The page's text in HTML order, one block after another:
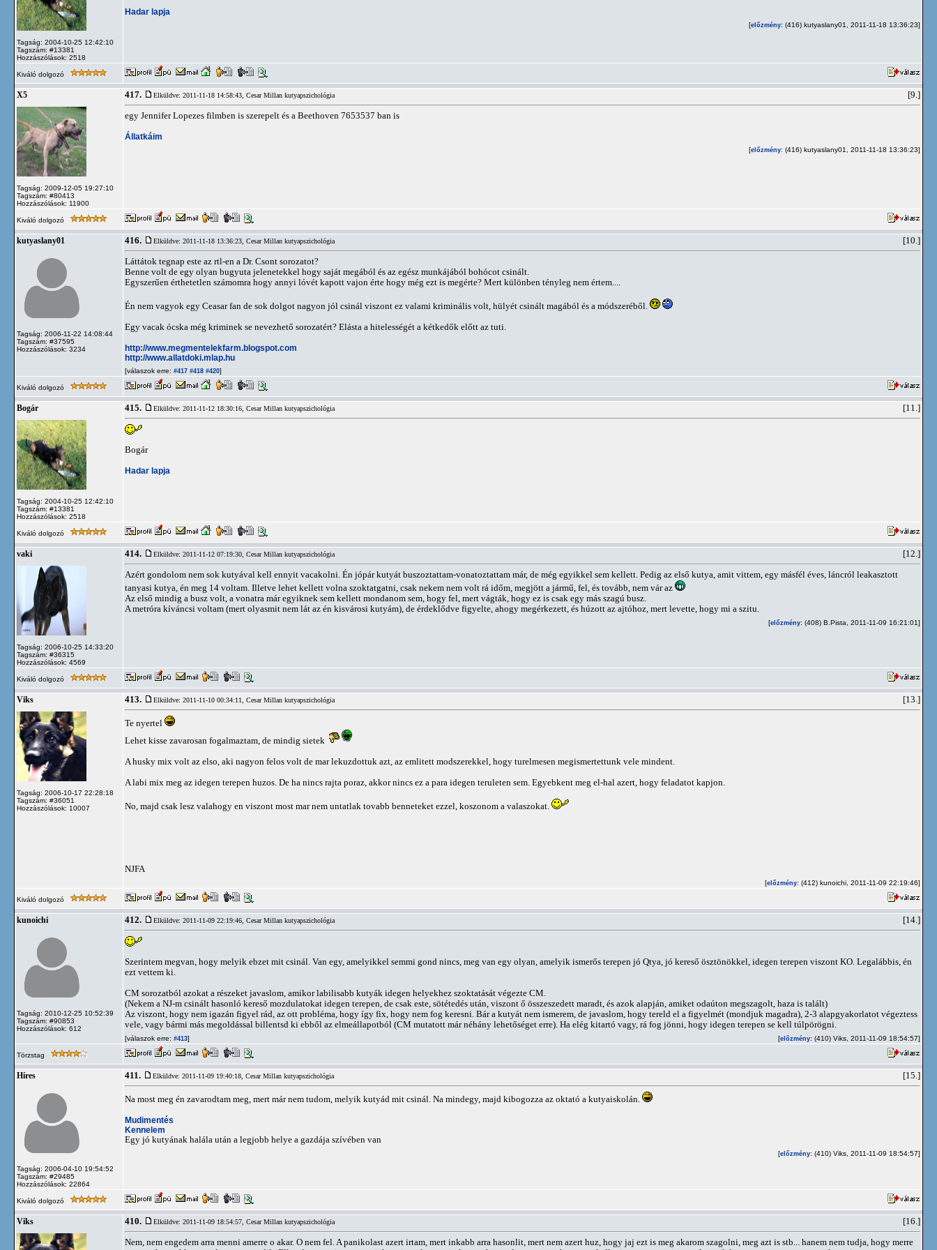
Tagság: 2004-10-25 12:42:10
Tagszám: #13381
Hozzászólások: 2518
Hadar lapja
[előzmény: (416) kutyaslany01, 2011-11-18 13:36:23]
Kiváló dolgozó
X5
Tagság: 2009-12-05 19:27:10
Tagszám: #80413
Hozzászólások: 11900
417. Elküldve: 2011-11-18 14:58:43, Cesar Millan kutyapszichológia [9.]
egy Jennifer Lopezes filmben is szerepelt és a Beethoven 7653537 ban is
Állatkáim
[előzmény: (416) kutyaslany01, 2011-11-18 13:36:23]
Kiváló dolgozó
kutyaslany01
Tagság: 2006-11-22 14:08:44
Tagszám: #37595
Hozzászólások: 3234
416. Elküldve: 2011-11-18 13:36:23, Cesar Millan kutyapszichológia [10.]
Láttátok tegnap este az rtl-en a Dr. Csont sorozatot?
Benne volt de egy olyan bugyuta jelenetekkel hogy saját megából és az egész munkájából bohócot csinált.
Egyszerűen érthetetlen számomra hogy annyi lóvét kapott vajon érte hogy még ezt is megérte? Mert különben tényleg nem értem....
Én nem vagyok egy Ceasar fan de sok dolgot nagyon jól csinál viszont ez valami kriminális volt, hülyét csinált magából és a módszeréből.
Egy vacak ócska még kriminek se nevezhető sorozatért? Elásta a hitelességét a kétkedők előtt az tuti.
http://www.megmentelekfarm.blogspot.com
http://www.allatdoki.mlap.hu
[válaszok erre: #417 #418 #420]
Kiváló dolgozó
Bogár
Tagság: 2004-10-25 12:42:10
Tagszám: #13381
Hozzászólások: 2518
415. Elküldve: 2011-11-12 18:30:16, Cesar Millan kutyapszichológia [11.]
Bogár
Hadar lapja
Kiváló dolgozó
vaki
Tagság: 2006-10-25 14:33:20
Tagszám: #36315
Hozzászólások: 4569
414. Elküldve: 2011-11-12 07:19:30, Cesar Millan kutyapszichológia [12.]
Azért gondolom nem sok kutyával kell ennyit vacakolni. Én jópár kutyát buszoztattam-vonatoztattam már, de még egyikkel sem kellett. Pedig az első kutya, amit vittem, egy másfél éves, láncról leakasztott
tanyasi kutya, én meg 14 voltam. Illetve lehet kellett volna szoktatgatni, csak nekem nem volt rá időm, megjött a jármű, fel, és tovább, nem vár az
Az első mindig a busz volt, a vonatra már egyiknek sem kellett mondanom sem, hogy fel, mert vágták, hogy ez is csak egy más szagú busz.
A metróra kíváncsi voltam (mert olyasmit nem lát az én kisvárosi kutyám), de érdeklődve figyelte, ahogy megérkezett, és húzott az ajtóhoz, mert levette, hogy mi a szitu.
[előzmény: (408) B.Pista, 2011-11-09 16:21:01]
Kiváló dolgozó
Viks
Tagság: 2006-10-17 22:28:18
Tagszám: #36051
Hozzászólások: 10007
413. Elküldve: 2011-11-10 00:34:11, Cesar Millan kutyapszichológia [13.]
Te nyertel
Lehet kisse zavarosan fogalmaztam, de mindig sietek
A husky mix volt az elso, aki nagyon felos volt de mar lekuzdottuk azt, az emlitett modszerekkel, hogy turelmesen megismertettunk vele mindent.
A labi mix meg az idegen terepen huzos. De ha nincs rajta poraz, akkor nincs ez a para idegen teruleten sem. Egyebkent meg el-hal azert, hogy feladatot kapjon.
No, majd csak lesz valahogy en viszont most mar nem untatlak tovabb benneteket ezzel, koszonom a valaszokat.
NJFA
[előzmény: (412) kunoichi, 2011-11-09 22:19:46]
Kiváló dolgozó
kunoichi
Tagság: 2010-12-25 10:52:39
Tagszám: #90853
Hozzászólások: 612
412. Elküldve: 2011-11-09 22:19:46, Cesar Millan kutyapszichológia [14.]
Szerintem megvan, hogy melyik ebzet mit csinál. Van egy, amelyikkel semmi gond nincs, meg van egy olyan, amelyik ismerős terepen jó Qtya, jó kereső ösztönökkel, idegen terepen viszont KO. Legalábbis, én
ezt vettem ki.
CM sorozatból azokat a részeket javaslom, amikor labilisabb kutyák idegen helyekhez szoktatását végezte CM.
(Nekem a NJ-m csinált hasonló kereső mozdulatokat idegen terepen, de csak este, sötétedés után, viszont ő összeszedett maradt, és azok alapján, amiket odaúton megszagolt, haza is talált)
Az viszont, hogy nem igazán figyel rád, az ott probléma, hogy így fix, hogy nem fog keresni. Bár a kutyát nem ismerem, de javaslom, hogy tereld el a figyelmét (mondjuk magadra), 2-3 alapgyakorlatot végeztess
vele, vagy bármi más megoldással billentsd ki ebből az elmeállapotból (CM mutatott már néhány lehetőséget erre). Ha elég kitartó vagy, rá fog jönni, hogy idegen terepen se kell túlpörögni.
[válaszok erre: #413] [előzmény: (410) Viks, 2011-11-09 18:54:57]
Törzstag
Híres
Tagság: 2006-04-10 19:54:52
Tagszám: #29485
Hozzászólások: 22864
411. Elküldve: 2011-11-09 19:40:18, Cesar Millan kutyapszichológia [15.]
Na most meg én zavarodtam meg, mert már nem tudom, melyik kutyád mit csinál. Na mindegy, majd kibogozza az oktató a kutyaiskolán.
Mudimentés
Kennelem
Egy jó kutyának halála után a legjobb helye a gazdája szívében van
[előzmény: (410) Viks, 2011-11-09 18:54:57]
Kiváló dolgozó
Viks 410. Elküldve: 2011-11-09 18:54:57, Cesar Millan kutyapszichológia [16.]
Nem, nem engedem arra menni amerre o akar. O nem fel. A panikolast azert irtam, mert inkabb arra hasonlit, mert nem azert huz, hogy jaj ezt is meg akarom szagolni, meg azt is stb... hanem nem tudja, hogy merre